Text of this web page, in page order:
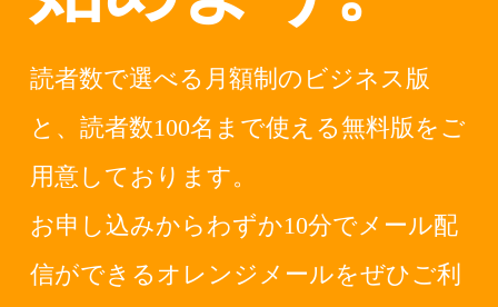
読者数で選べる月額制のビジネス版
と、読者数100名まで使える無料版をご
用意しております。
お申し込みからわずか10分でメール配
信ができるオレンジメールをぜひご利